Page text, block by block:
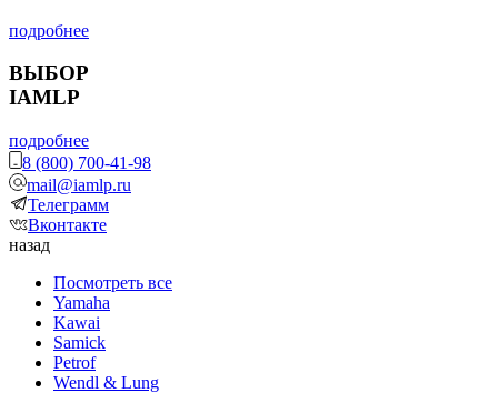
подробнее
ВЫБОР
IAMLP
подробнее
8 (800) 700-41-98
mail@iamlp.ru
Телеграмм
Вконтакте
назад
Посмотреть все
Yamaha
Kawai
Samick
Petrof
Wendl & Lung